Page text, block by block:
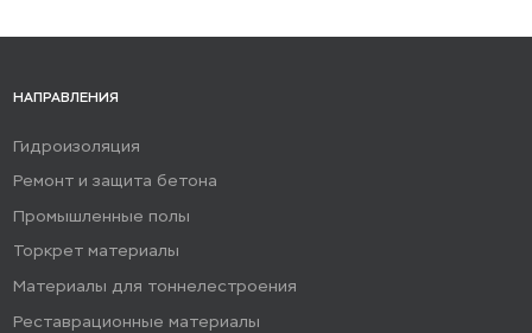
НАПРАВЛЕНИЯ
Гидроизоляция
Ремонт и защита бетона
Промышленные полы
Торкрет материалы
Материалы для тоннелестроения
Реставрационные материалы